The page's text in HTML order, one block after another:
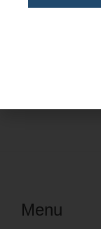
Estojo Juvenil
Menu